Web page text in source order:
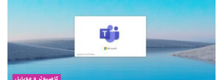
کامپیوتر و موبایل